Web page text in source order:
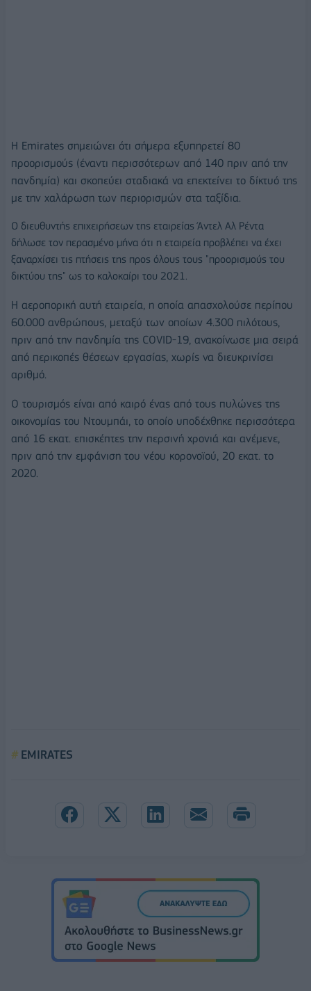
Η Emirates σημειώνει ότι σήμερα εξυπηρετεί 80
προορισμούς (έναντι περισσότερων από 140 πριν από την
πανδημία) και σκοπεύει σταδιακά να επεκτείνει το δίκτυό της
με την χαλάρωση των περιορισμών στα ταξίδια.
Ο διευθυντής επιχειρήσεων της εταιρείας Άντελ Αλ Ρέντα
δήλωσε τον περασμένο μήνα ότι η εταιρεία προβλέπει να έχει
ξαναρχίσει τις πτήσεις της προς όλους τους "προορισμούς του
δικτύου της" ως το καλοκαίρι του 2021.
Η αεροπορική αυτή εταιρεία, η οποία απασχολούσε περίπου
60.000 ανθρώπους, μεταξύ των οποίων 4.300 πιλότους,
πριν από την πανδημία της COVID-19, ανακοίνωσε μια σειρά
από περικοπές θέσεων εργασίας, χωρίς να διευκρινίσει
αριθμό.
Ο τουρισμός είναι από καιρό ένας από τους πυλώνες της
οικονομίας του Ντουμπάι, το οποίο υποδέχθηκε περισσότερα
από 16 εκατ. επισκέπτες την περσινή χρονιά και ανέμενε,
πριν από την εμφάνιση του νέου κορονοϊού, 20 εκατ. το
2020.
EMIRATES